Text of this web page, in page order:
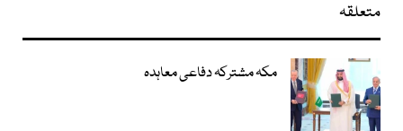
متعلقہ
مکہ مشترکہ دفاعی معاہدہ